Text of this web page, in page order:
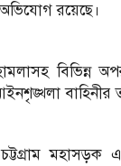
রয়েছে।
বিভিন্ন
বাহিনীর